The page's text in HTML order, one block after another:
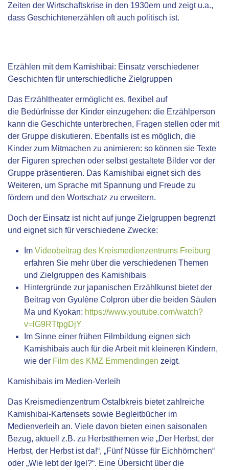
Zeiten der Wirtschaftskrise in den 1930ern und zeigt u.a.,
dass Geschichtenerzählen oft auch politisch ist.
Erzählen mit dem Kamishibai: Einsatz verschiedener
Geschichten für unterschiedliche Zielgruppen
Das Erzähltheater ermöglicht es, flexibel auf
die Bedürfnisse der Kinder einzugehen: die Erzählperson
kann die Geschichte unterbrechen, Fragen stellen oder mit
der Gruppe diskutieren. Ebenfalls ist es möglich, die
Kinder zum Mitmachen zu animieren: so können sie Texte
der Figuren sprechen oder selbst gestaltete Bilder vor der
Gruppe präsentieren. Das Kamishibai eignet sich des
Weiteren, um Sprache mit Spannung und Freude zu
fördern und den Wortschatz zu erweitern.
Doch der Einsatz ist nicht auf junge Zielgruppen begrenzt
und eignet sich für verschiedene Zwecke:
Im Videobeitrag des Kreismedienzentrums Freiburg
erfahren Sie mehr über die verschiedenen Themen
und Zielgruppen des Kamishibais
Hintergründe zur japanischen Erzählkunst bietet der
Beitrag von Gyulène Colpron über die beiden Säulen
Ma und Kyokan: https://www.youtube.com/watch?
v=lG9RTtpgDjY
Im Sinne einer frühen Filmbildung eignen sich
Kamishibais auch für die Arbeit mit kleineren Kindern,
wie der Film des KMZ Emmendingen zeigt.
Kamishibais im Medien-Verleih
Das Kreismedienzentrum Ostalbkreis bietet zahlreiche
Kamishibai-Kartensets sowie Begleitbücher im
Medienverleih an. Viele davon bieten einen saisonalen
Bezug, aktuell z.B. zu Herbstthemen wie „Der Herbst, der
Herbst, der Herbst ist da!“, „Fünf Nüsse für Eichhörnchen“
oder „Wie lebt der Igel?“. Eine Übersicht über die